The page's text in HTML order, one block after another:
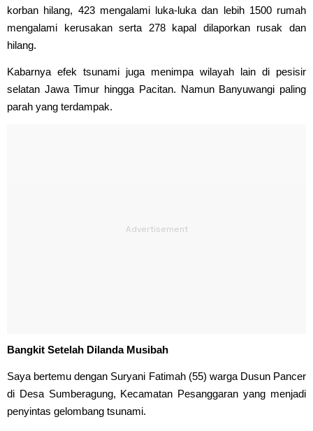
korban hilang, 423 mengalami luka-luka dan lebih 1500 rumah
mengalami kerusakan serta 278 kapal dilaporkan rusak dan
hilang.
Kabarnya efek tsunami juga menimpa wilayah lain di pesisir
selatan Jawa Timur hingga Pacitan. Namun Banyuwangi paling
parah yang terdampak.
Bangkit Setelah Dilanda Musibah
Saya bertemu dengan Suryani Fatimah (55) warga Dusun Pancer
di Desa Sumberagung, Kecamatan Pesanggaran yang menjadi
penyintas gelombang tsunami.